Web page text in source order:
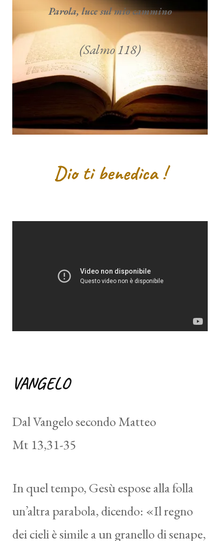
Parola, luce sul mio cammino
(Salmo 118)
Dio ti benedica !
VANGELO
Dal Vangelo secondo Matteo
Mt 13,31-35
In quel tempo, Gesù espose alla folla
un’altra parabola, dicendo: «Il regno
dei cieli è simile a un granello di senape,